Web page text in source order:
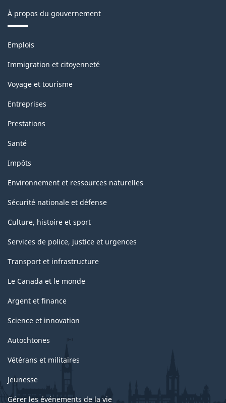
À propos du gouvernement
Thèmes
sujets
Emplois
Immigration et citoyenneté
Voyage et tourisme
Entreprises
Prestations
Santé
Impôts
Environnement et ressources naturelles
Sécurité nationale et défense
Culture, histoire et sport
Services de police, justice et urgences
Transport et infrastructure
Le Canada et le monde
Argent et finance
Science et innovation
Autochtones
Vétérans et militaires
Jeunesse
Gérer les événements de la vie